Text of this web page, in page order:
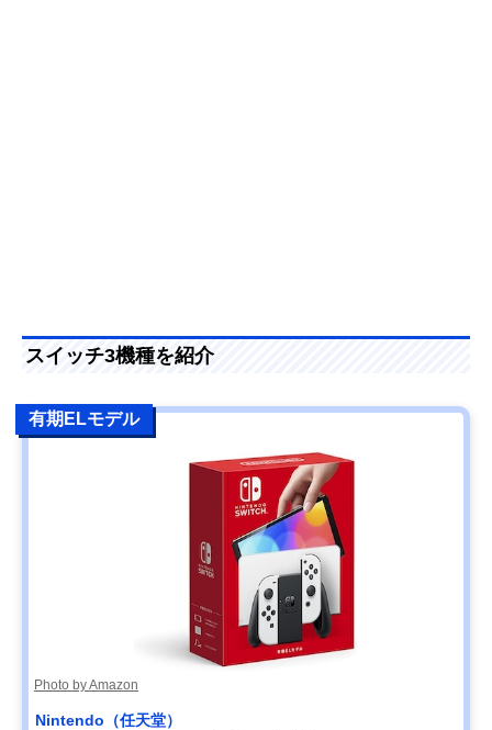
スイッチ3機種を紹介
有期ELモデル
Photo by Amazon
Nintendo（任天堂）